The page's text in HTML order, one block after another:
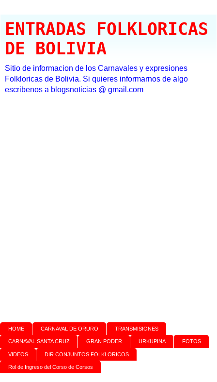
ENTRADAS FOLKLORICAS
DE BOLIVIA
Sitio de informacion de los Carnavales y expresiones
Folkloricas de Bolivia. Si quieres informarnos de algo
escribenos a blogsnoticias @ gmail.com
HOME CARNAVAL DE ORURO TRANSMISIONES
CARNAVAL SANTA CRUZ GRAN PODER URKUPINA FOTOS
VIDEOS DIR CONJUNTOS FOLKLORICOS
Rol de Ingreso del Corso de Corsos